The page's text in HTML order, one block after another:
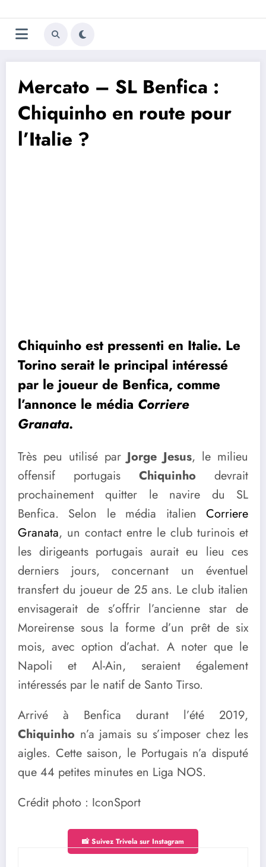
au
contenu
Trivela
L'actualité du football
Mercato – SL Benfica :
Chiquinho en route pour
l’Italie ?
Chiquinho est pressenti en Italie. Le
Torino serait le principal intéressé
par le joueur de Benfica, comme
l’annonce le média Corriere
Granata.
Très peu utilisé par Jorge Jesus, le milieu
offensif portugais Chiquinho devrait
prochainement quitter le navire du SL
Benfica. Selon le média italien Corriere
Granata, un contact entre le club turinois et
les dirigeants portugais aurait eu lieu ces
derniers jours, concernant un éventuel
transfert du joueur de 25 ans. Le club italien
envisagerait de s’offrir l’ancienne star de
Moreirense sous la forme d’un prêt de six
mois, avec option d’achat. A noter que le
Napoli et Al-Ain, seraient également
intéressés par le natif de Santo Tirso.
Arrivé à Benfica durant l’été 2019,
Chiquinho n’a jamais su s’imposer chez les
aigles. Cette saison, le Portugais n’a disputé
que 44 petites minutes en Liga NOS.
Crédit photo : IconSport
📸 Suivez Trivela sur Instagram